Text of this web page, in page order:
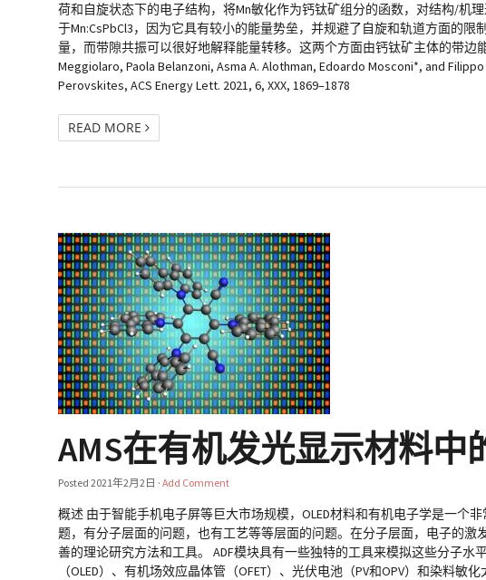
荷和自旋状态下的电子结构，将Mn敏化作为钙钛矿组分的函数，对结构/机
于Mn:CsPbCl3，因为它具有较小的能量势垒，并规避了自旋和轨道方面的
量，而带隙共振可以很好地解释能量转移。这两个方面由钙钛矿主体的带边
Meggiolaro, Paola Belanzoni, Asma A. Alothman, Edoardo Mosconi*, and
Perovskites, ACS Energy Lett. 2021, 6, XXX, 1869–1878
READ MORE
AMS在有机发光显示材料中
Posted2021年2月2日 ·Add Comment
概述 由于智能手机电子屏等巨大市场规模，OLED材料和有机电子学是一个
题，有分子层面的问题，也有工艺等等层面的问题。在分子层面，电子的
善的理论研究方法和工具。 ADF模块具有一些独特的工具来模拟这些分子
（OLED）、有机场效应晶体管（OFET）、光伏电池（PV和OPV）和染料